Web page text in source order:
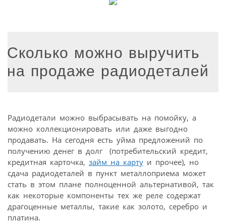
Сколько можно выручить
на продаже радиодеталей
Радиодетали можно выбрасывать на помойку, а
можно коллекционировать или даже выгодно
продавать. На сегодня есть уйма предложений по
получению денег в долг (потребительский кредит,
кредитная карточка, займ на карту и прочее), но
сдача радиодеталей в пункт металлоприема может
стать в этом плане полноценной альтернативой, так
как некоторые компоненты тех же реле содержат
драгоценные металлы, такие как золото, серебро и
платина.